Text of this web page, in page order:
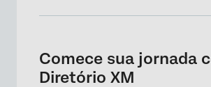
Pense nos objetivos de sua
Identifique suas necessidades de
Comece sua jornada
Diretório XM